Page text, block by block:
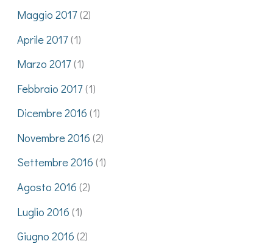
Maggio 2017(2)
Aprile 2017(1)
Marzo 2017(1)
Febbraio 2017(1)
Dicembre 2016 (1)
Novembre 2016 (2)
Settembre 2016 (1)
Agosto 2016 (2)
Luglio 2016 (1)
Giugno 2016 (2)